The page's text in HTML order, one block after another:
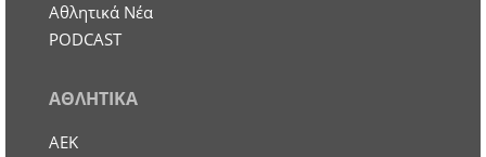
Αθλητικά Νέα
PODCAST
ΑΘΛΗΤΙΚΑ
ΑΕΚ